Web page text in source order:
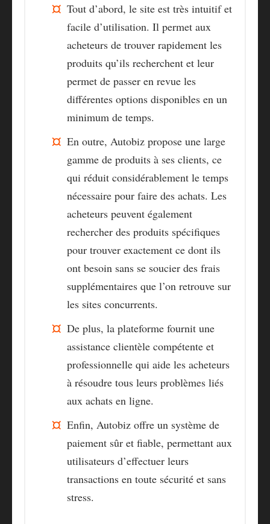
Tout d’abord, le site est très intuitif et
facile d’utilisation. Il permet aux
acheteurs de trouver rapidement les
produits qu’ils recherchent et leur
permet de passer en revue les
différentes options disponibles en un
minimum de temps.
En outre, Autobiz propose une large
gamme de produits à ses clients, ce
qui réduit considérablement le temps
nécessaire pour faire des achats. Les
acheteurs peuvent également
rechercher des produits spécifiques
pour trouver exactement ce dont ils
ont besoin sans se soucier des frais
supplémentaires que l’on retrouve sur
les sites concurrents.
De plus, la plateforme fournit une
assistance clientèle compétente et
professionnelle qui aide les acheteurs
à résoudre tous leurs problèmes liés
aux achats en ligne.
Enfin, Autobiz offre un système de
paiement sûr et fiable, permettant aux
utilisateurs d’effectuer leurs
transactions en toute sécurité et sans
stress.